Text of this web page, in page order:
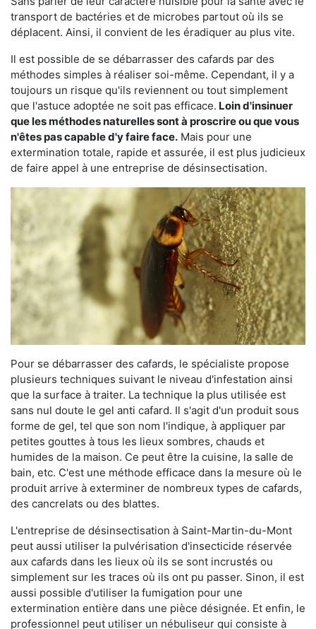
transport de bactéries et de microbes partout où ils se
déplacent. Ainsi, il convient de les éradiquer au plus vite.
Il est possible de se débarrasser des cafards par des
méthodes simples à réaliser soi-même. Cependant, il y a
toujours un risque qu'ils reviennent ou tout simplement
que l'astuce adoptée ne soit pas efficace. Loin d'insinuer
que les méthodes naturelles sont à proscrire ou que vous
n'êtes pas capable d'y faire face. Mais pour une
extermination totale, rapide et assurée, il est plus judicieux
de faire appel à une entreprise de désinsectisation.
Pour se débarrasser des cafards, le spécialiste propose
plusieurs techniques suivant le niveau d'infestation ainsi
que la surface à traiter. La technique la plus utilisée est
sans nul doute le gel anti cafard. Il s'agit d'un produit sous
forme de gel, tel que son nom l'indique, à appliquer par
petites gouttes à tous les lieux sombres, chauds et
humides de la maison. Ce peut être la cuisine, la salle de
bain, etc. C'est une méthode efficace dans la mesure où le
produit arrive à exterminer de nombreux types de cafards,
des cancrelats ou des blattes.
L'entreprise de désinsectisation à Saint-Martin-du-Mont
peut aussi utiliser la pulvérisation d'insecticide réservée
aux cafards dans les lieux où ils se sont incrustés ou
simplement sur les traces où ils ont pu passer. Sinon, il est
aussi possible d'utiliser la fumigation pour une
extermination entière dans une pièce désignée. Et enfin, le
professionnel peut utiliser un nébuliseur qui consiste à